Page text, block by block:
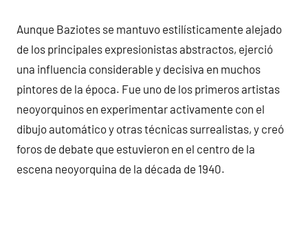
Aunque Baziotes se mantuvo estilísticamente alejado
de los principales expresionistas abstractos, ejerció
una influencia considerable y decisiva en muchos
pintores de la época. Fue uno de los primeros artistas
neoyorquinos en experimentar activamente con el
dibujo automático y otras técnicas surrealistas, y creó
foros de debate que estuvieron en el centro de la
escena neoyorquina de la década de 1940.